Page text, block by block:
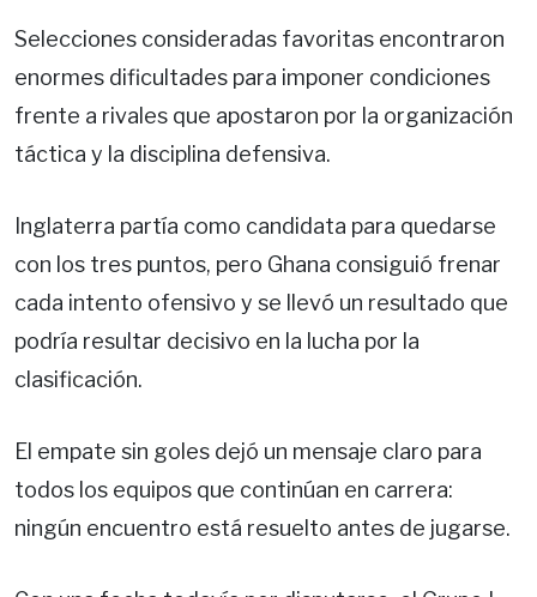
Selecciones consideradas favoritas encontraron
enormes dificultades para imponer condiciones
frente a rivales que apostaron por la organización
táctica y la disciplina defensiva.
Inglaterra partía como candidata para quedarse
con los tres puntos, pero Ghana consiguió frenar
cada intento ofensivo y se llevó un resultado que
podría resultar decisivo en la lucha por la
clasificación.
El empate sin goles dejó un mensaje claro para
todos los equipos que continúan en carrera:
ningún encuentro está resuelto antes de jugarse.